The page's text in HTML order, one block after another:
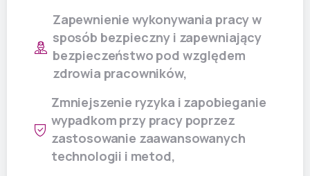
Zapewnienie wykonywania pracy w
sposób bezpieczny i zapewniający
bezpieczeństwo pod względem
zdrowia pracowników,
Zmniejszenie ryzyka i zapobieganie
wypadkom przy pracy poprzez
zastosowanie zaawansowanych
technologii i metod,